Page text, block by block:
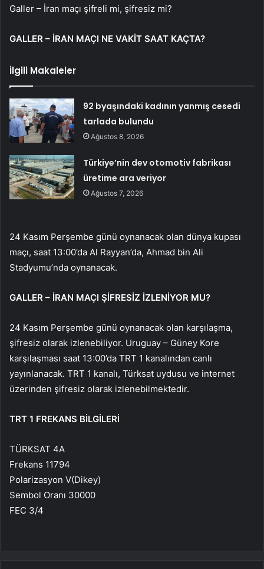
Galler – İran maçı şifreli mi, şifresiz mi?
GALLER – İRAN MAÇI NE VAKİT SAAT KAÇTA?
İlgili Makaleler
92 byaşındaki kadının yanmış cesedi
tarlada bulundu
Ağustos 8, 2026
Türkiye’nin dev otomotiv fabrikası
üretime ara veriyor
Ağustos 7, 2026
24 Kasım Perşembe günü oynanacak olan dünya kupası
maçı, saat 13:00’da Al Rayyan’da, Ahmad bin Ali
Stadyumu’nda oynanacak.
GALLER – İRAN MAÇI ŞİFRESİZ İZLENİYOR MU?
24 Kasım Perşembe günü oynanacak olan karşılaşma,
şifresiz olarak izlenebiliyor. Uruguay – Güney Kore
karşılaşması saat 13:00’da TRT 1 kanalından canlı
yayınlanacak. TRT 1 kanalı, Türksat uydusu ve internet
üzerinden şifresiz olarak izlenebilmektedir.
TRT 1 FREKANS BİLGİLERİ
TÜRKSAT 4A
Frekans 11794
Polarizasyon V(Dikey)
Sembol Oranı 30000
FEC 3/4